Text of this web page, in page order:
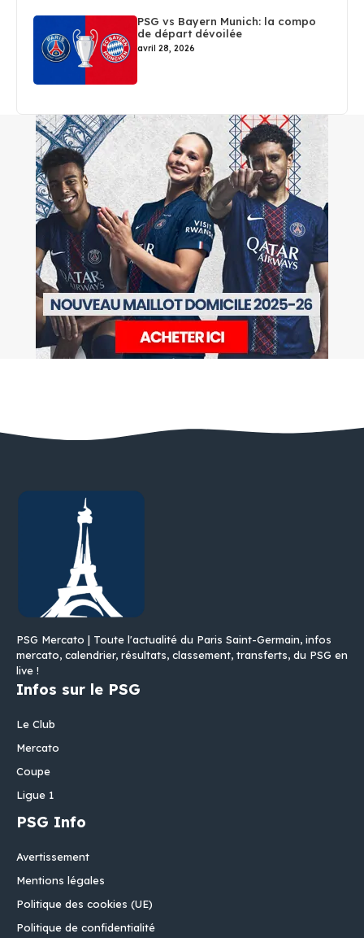
PSG vs Bayern Munich: la compo
de départ dévoilée
avril 28, 2026
PSG Mercato | Toute l'actualité du Paris Saint-Germain, infos
mercato, calendrier, résultats, classement, transferts, du PSG en
live !
Infos sur le PSG
Le Club
Mercato
Coupe
Ligue 1
PSG Info
Avertissement
Mentions légales
Politique des cookies (UE)
Politique de confidentialité